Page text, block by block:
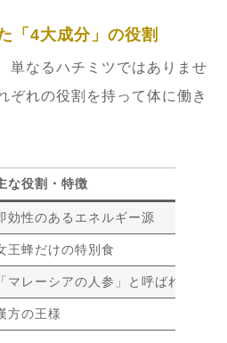
な変化（2週間〜1ヶ
年最新】
偽物」の境界線。見た
？
購入ルート（絶対に避け
「4大成分」の役割
単なるハチミツではありませ
ぞれの役割を持って体に働き
な役割・特徴
効性のあるエネルギー源
王蜂だけの特別食
「マレーシアの人参」と呼ばれるハー
方の王様